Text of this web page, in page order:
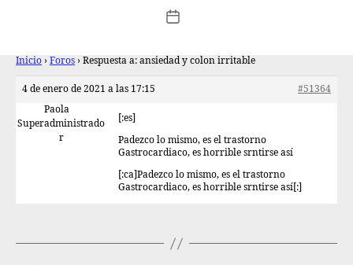
Inicio › Foros › Respuesta a: ansiedad y colon irritable
4 de enero de 2021 a las 17:15
#51364
Paola
Superadministrado
r
[:es]
Padezco lo mismo, es el trastorno
Gastrocardiaco, es horrible srntirse así
[:ca]Padezco lo mismo, es el trastorno
Gastrocardiaco, es horrible srntirse así[:]